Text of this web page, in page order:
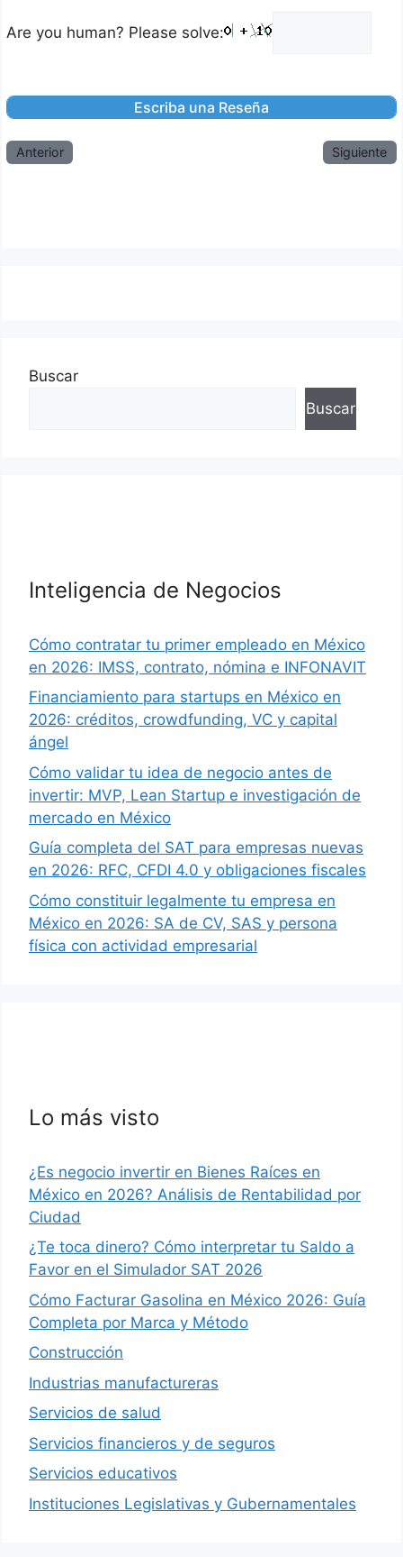
Are you human? Please solve:
Anterior Siguiente
Buscar
Buscar
Inteligencia de Negocios
Cómo contratar tu primer empleado en México
en 2026: IMSS, contrato, nómina e INFONAVIT
Financiamiento para startups en México en
2026: créditos, crowdfunding, VC y capital
ángel
Cómo validar tu idea de negocio antes de
invertir: MVP, Lean Startup e investigación de
mercado en México
Guía completa del SAT para empresas nuevas
en 2026: RFC, CFDI 4.0 y obligaciones fiscales
Cómo constituir legalmente tu empresa en
México en 2026: SA de CV, SAS y persona
física con actividad empresarial
Lo más visto
¿Es negocio invertir en Bienes Raíces en
México en 2026? Análisis de Rentabilidad por
Ciudad
¿Te toca dinero? Cómo interpretar tu Saldo a
Favor en el Simulador SAT 2026
Cómo Facturar Gasolina en México 2026: Guía
Completa por Marca y Método
Construcción
Industrias manufactureras
Servicios de salud
Servicios financieros y de seguros
Servicios educativos
Instituciones Legislativas y Gubernamentales